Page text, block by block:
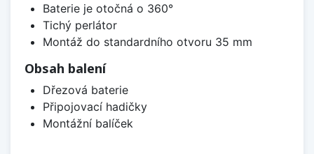
Baterie je otočná o 360°
Tichý perlátor
Montáž do standardního otvoru 35 mm
Obsah balení
Dřezová baterie
Připojovací hadičky
Montážní balíček